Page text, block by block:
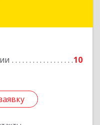
10
Н.Гусевой ул, 56А